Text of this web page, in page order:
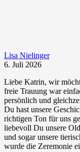
Lisa Nielinger
6. Juli 2026
Liebe Katrin, wir
freie Trauung war
persönlich und
Du hast unsere
richtigen Ton für uns
liebevoll Du unsere
und sogar unsere
wurde die Zeremonie